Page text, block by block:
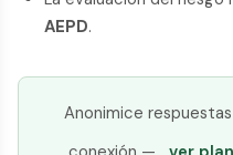
AEPD.
Anonimice